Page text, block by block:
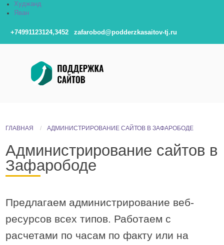
Худжанд
Яван
+74991123124,3452 zafarobod@podderzkasaitov-tj.ru
ГЛАВНАЯ АДМИНИСТРИРОВАНИЕ САЙТОВ В ЗАФАРОБОДЕ
Администрирование сайтов в
Зафарободе
Предлагаем администрирование веб-
ресурсоввсех типов. Работаем с
расчетами по часам по факту или на